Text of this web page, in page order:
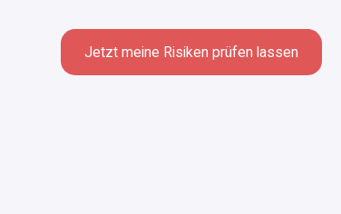
Jetzt meine Risiken prüfen lassen